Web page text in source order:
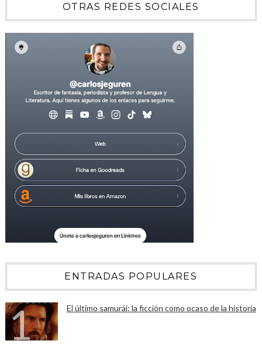
OTRAS REDES SOCIALES
ENTRADAS POPULARES
El último samurái: la ficción como ocaso de la historia